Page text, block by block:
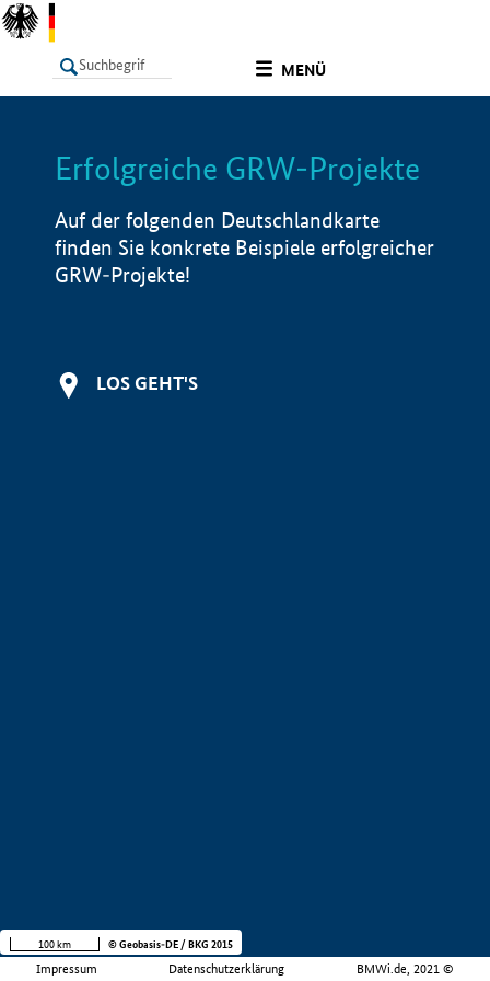
MENÜ
LISTE Info
Erfolgreiche GRW-Projekte
Auf der folgenden Deutschlandkarte
finden Sie konkrete Beispiele erfolgreicher
GRW-Projekte!
LOS GEHT'S
Impressum Datenschutzerklärung BMWi.de, 2021 ©
100 km © Geobasis-DE / BKG 2015